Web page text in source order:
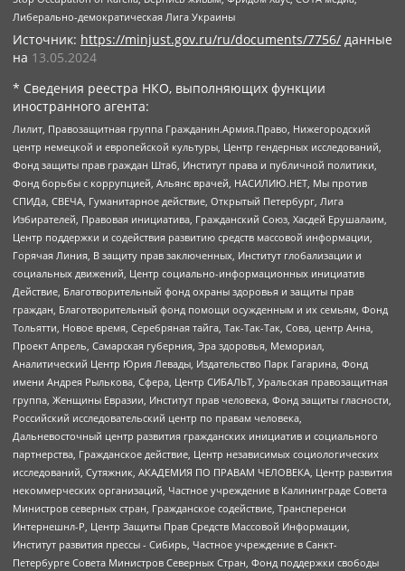
Либерально-демократическая Лига Украины
Источник: https://minjust.gov.ru/ru/documents/7756/ данные
на 13.05.2024
* Сведения реестра НКО, выполняющих функции
иностранного агента:
Лилит, Правозащитная группа Гражданин.Армия.Право, Нижегородский
центр немецкой и европейской культуры, Центр гендерных исследований,
Фонд защиты прав граждан Штаб, Институт права и публичной политики,
Фонд борьбы с коррупцией, Альянс врачей, НАСИЛИЮ.НЕТ, Мы против
СПИДа, СВЕЧА, Гуманитарное действие, Открытый Петербург, Лига
Избирателей, Правовая инициатива, Гражданский Союз, Хасдей Ерушалаим,
Центр поддержки и содействия развитию средств массовой информации,
Горячая Линия, В защиту прав заключенных, Институт глобализации и
социальных движений, Центр социально-информационных инициатив
Действие, Благотворительный фонд охраны здоровья и защиты прав
граждан, Благотворительный фонд помощи осужденным и их семьям, Фонд
Тольятти, Новое время, Серебряная тайга, Так-Так-Так, Сова, центр Анна,
Проект Апрель, Самарская губерния, Эра здоровья, Мемориал,
Аналитический Центр Юрия Левады, Издательство Парк Гагарина, Фонд
имени Андрея Рылькова, Сфера, Центр СИБАЛЬТ, Уральская правозащитная
группа, Женщины Евразии, Институт прав человека, Фонд защиты гласности,
Российский исследовательский центр по правам человека,
Дальневосточный центр развития гражданских инициатив и социального
партнерства, Гражданское действие, Центр независимых социологических
исследований, Сутяжник, АКАДЕМИЯ ПО ПРАВАМ ЧЕЛОВЕКА, Центр развития
некоммерческих организаций, Частное учреждение в Калининграде Совета
Министров северных стран, Гражданское содействие, Трансперенси
Интернешнл-Р, Центр Защиты Прав Средств Массовой Информации,
Институт развития прессы - Сибирь, Частное учреждение в Санкт-
Петербурге Совета Министров Северных Стран, Фонд поддержки свободы